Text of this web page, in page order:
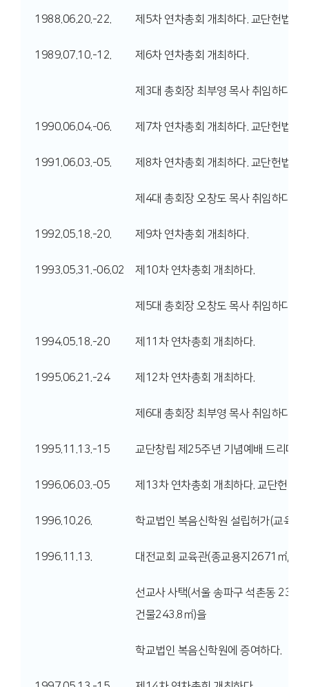
1988.06.20.-22. 제5차 연차총회 개최하다. 교단헌법 3
1989.07.10.-12. 제6차 연차총회 개최하다.
제3대 총회장 최부영 목사 취임하다.
1990.06.04.-06. 제7차 연차총회 개최하다. 교단헌법 4
1991.06.03.-05. 제8차 연차총회 개최하다. 교단헌법 5
제4대 총회장 오창도 목사 취임하다.
1992.05.18.-20. 제9차 연차총회 개최하다.
1993.05.31.-06.02 제10차 연차총회 개최하다.
제5대 총회장 오창도 목사 취임하다.
1994.05.18.-20 제11차 연차총회 개최하다.
1995.06.21.-24 제12차 연차총회 개최하다.
제6대 총회장 최부영 목사 취임하다.
1995.11.13.-15 교단창립 제25주년 기념예배 드리다.
1996.06.03.-05 제13차 연차총회 개최하다. 교단헌법 6
1996.10.26. 학교법인 복음신학원 설립허가(교육
1996.11.13. 대전교회 교육관(종교용지2671㎡, 건
선교사 사택(서울 송파구 석촌동 231-
건물243.8㎡)을
학교법인 복음신학원에 증여하다.